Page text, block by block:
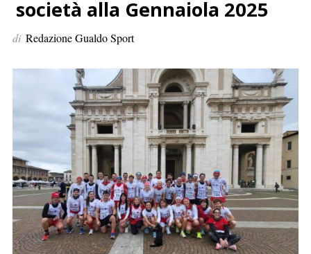
e
r
società alla Gennaiola 2025
di Redazione Gualdo Sport